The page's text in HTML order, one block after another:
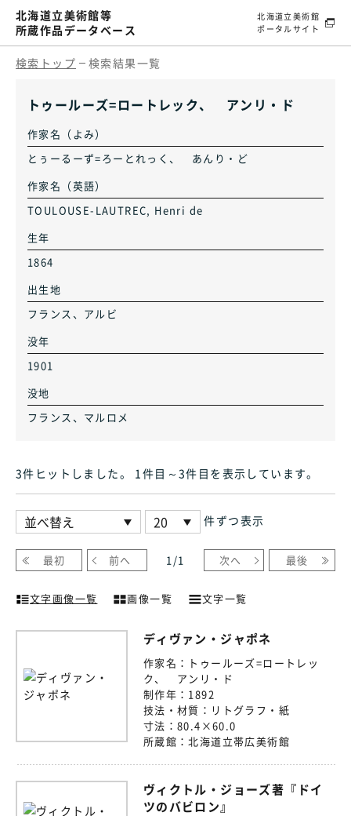
北海道立美術館等
所蔵作品データベース
北海道立美術館
ポータルサイト
検索トップ 検索結果一覧
トゥールーズ=ロートレック、 アンリ・ド
作家名（よみ）
とぅーるーず=ろーとれっく、 あんり・ど
作家名（英語）
TOULOUSE-LAUTREC, Henri de
生年
1864
出生地
フランス、アルビ
没年
1901
没地
フランス、マルロメ
3件ヒット しました。 1件目～3件目 を表示しています。
件ずつ表示
最初 前へ 1 /1 次へ 最後
文字画像一覧 画像一覧 文字一覧
ディヴァン・ジャポネ
作家名： トゥールーズ=ロートレッ
ク、 アンリ・ド
制作年： 1892
技法・材質： リトグラフ・紙
寸法： 80.4×60.0
所蔵館：北海道立帯広美術館
ヴィクトル・ジョーズ著『ドイ
ツのバビロン』